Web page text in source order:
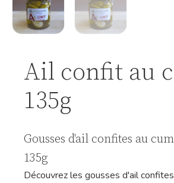
Ail confit au
135g
Gousses d'ail confites au
135g
Découvrez les gousses d'ail